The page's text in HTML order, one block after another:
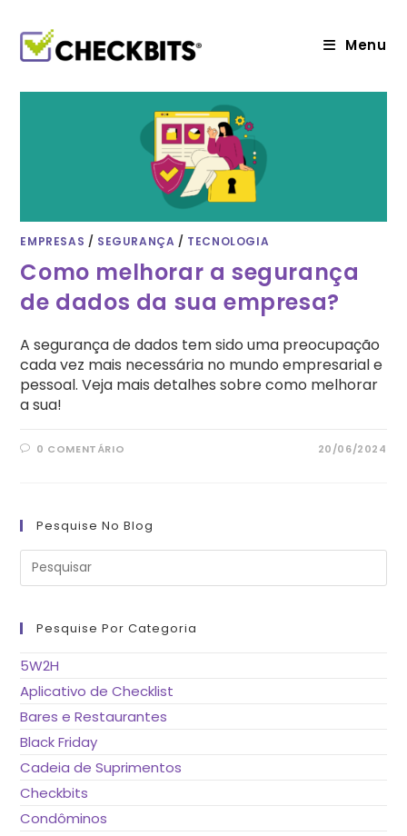
conteúdo
Menu
EMPRESAS / SEGURANÇA / TECNOLOGIA
Como melhorar a segurança
de dados da sua empresa?
A segurança de dados tem sido uma preocupação
cada vez mais necessária no mundo empresarial e
pessoal. Veja mais detalhes sobre como melhorar
a sua!
0 COMENTÁRIO 20/06/2024
Pesquise No Blog
Pesquise Por Categoria
5W2H
Aplicativo de Checklist
Bares e Restaurantes
Black Friday
Cadeia de Suprimentos
Checkbits
Condôminos